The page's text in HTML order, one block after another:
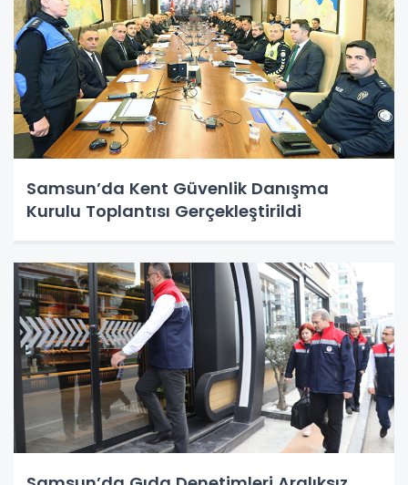
Samsun’da Kent Güvenlik Danışma
Kurulu Toplantısı Gerçekleştirildi